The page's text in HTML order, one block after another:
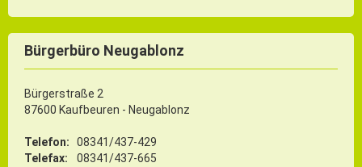
Bürgerbüro Neugablonz
Bürgerstraße 2
87600 Kaufbeuren - Neugablonz
Telefon:
08341/437-429
Telefax:
08341/437-665